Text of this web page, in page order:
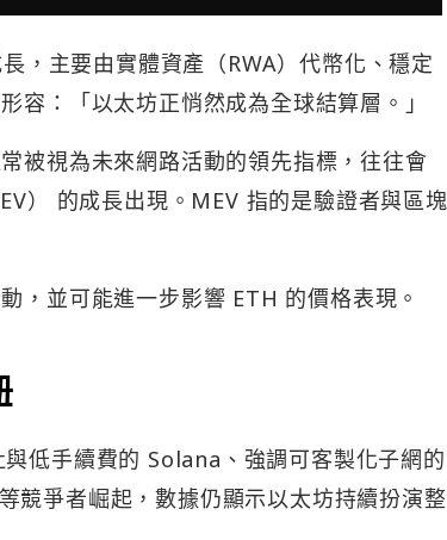
，主要由實體資產（RWA）代幣化、穩定
容：「以太坊正悄然成為全球結算層。」
被視為未來網路活動的領先指標，往往會
） 的成長出現。MEV 指的是驗證者與區塊
，並可能進一步影響 ETH 的價格表現。
低手續費的 Solana、強調可客製化子網的
爭者崛起，數據仍顯示以太坊持續扮演整